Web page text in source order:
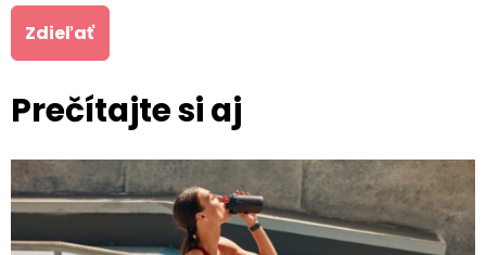
Zdieľať
Prečítajte si aj